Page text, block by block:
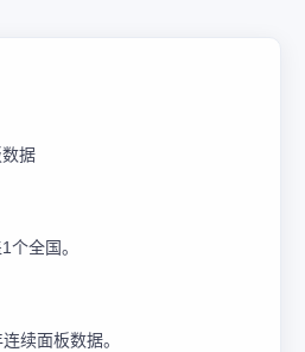
据
个全国。
续面板数据。